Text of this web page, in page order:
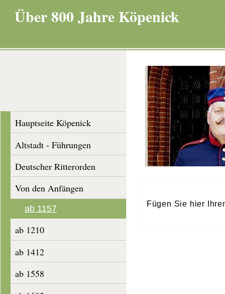
Über 800 Jahre Köpenick
Hauptseite Köpenick
Altstadt - Führungen
Deutscher Ritterorden
Von den Anfängen
ab 1157
ab 1210
ab 1412
ab 1558
Fügen Sie hier